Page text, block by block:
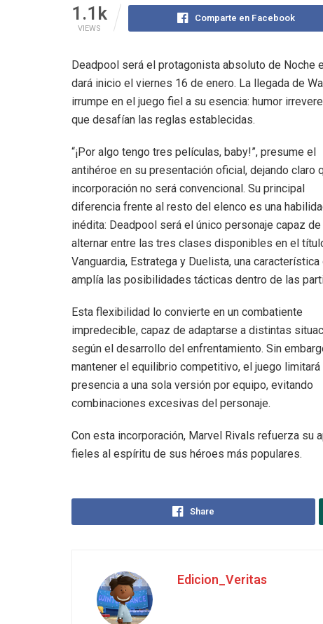
1.1k
VIEWS
Comparte en Facebook
Deadpool será el protagonista absoluto de Noche
dará inicio el viernes 16 de enero. La llegada de
irrumpe en el juego fiel a su esencia: humor
que desafían las reglas establecidas.
“¡Por algo tengo tres películas, baby!”, presume el
antihéroe en su presentación oficial, dejando claro
incorporación no será convencional. Su principal
diferencia frente al resto del elenco es una
inédita: Deadpool será el único personaje capaz de
alternar entre las tres clases disponibles en el
Vanguardia, Estratega y Duelista, una característica
amplía las posibilidades tácticas dentro de las
Esta flexibilidad lo convierte en un combatiente
impredecible, capaz de adaptarse a distintas
según el desarrollo del enfrentamiento. Sin
mantener el equilibrio competitivo, el juego limitará
presencia a una sola versión por equipo, evitando
combinaciones excesivas del personaje.
Con esta incorporación, Marvel Rivals refuerza
fieles al espíritu de sus héroes más populares.
Share
Edicion_Veritas